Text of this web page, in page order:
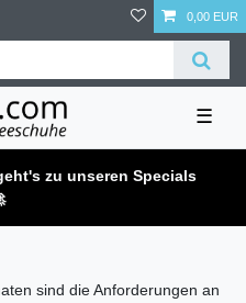
0,00 EUR
☰
zu unseren Specials
sind die Anforderungen an